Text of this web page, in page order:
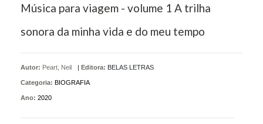
Música para viagem - volume 1 A trilha
sonora da minha vida e do meu tempo
Autor: Peart, Neil | Editora: BELAS LETRAS
Categoria: BIOGRAFIA
Ano: 2020